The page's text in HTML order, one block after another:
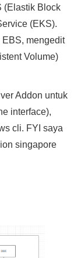
(Elastik Block
(EKS).
mengedit
Volume)
Addon untuk
interface),
cli. FYI saya
singapore